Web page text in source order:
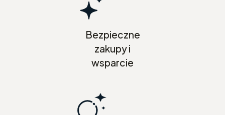
Bezpieczne
zakupy i
wsparcie